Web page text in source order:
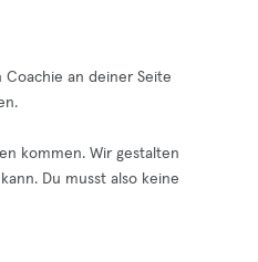
Coachie an deiner Seite
kommen. Wir gestalten
Du musst also keine